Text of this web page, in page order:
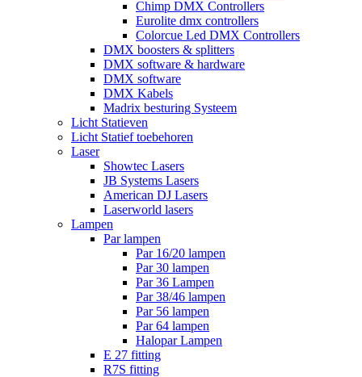
Chimp DMX Controllers
Eurolite dmx controllers
Colorcue Led DMX Controllers
DMX boosters & splitters
DMX software & hardware
DMX software
DMX Kabels
Madrix besturing Systeem
Licht Statieven
Licht Statief toebehoren
Laser
Showtec Lasers
JB Systems Lasers
American DJ Lasers
Laserworld lasers
Lampen
Par lampen
Par 16/20 lampen
Par 30 lampen
Par 36 Lampen
Par 38/46 lampen
Par 56 lampen
Par 64 lampen
Halopar Lampen
E 27 fitting
R7S fitting